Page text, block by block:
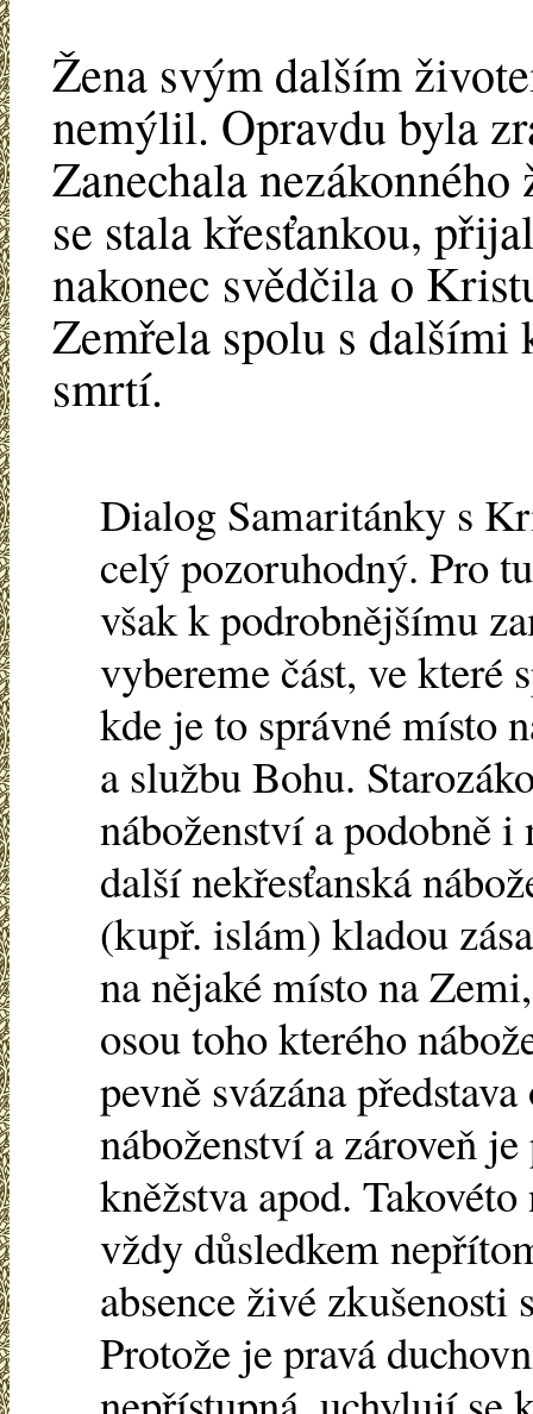
Žena svým dalším
nemýlil. Opravdu byla
Zanechala
se stala křesťankou,
nakonec svědčila o
Zemřela spolu s dalšími
smrtí.
Dialog Samaritánky s
celý pozoruhodný. Pro
však k podrobnějšímu
vybereme část, ve které
kde je to správné místo
a službu Bohu.
náboženství a podobně i
další nekřesťanská
(kupř. islám) kladou
na nějaké místo na
osou toho kterého
pevně svázána
náboženství a zároveň
kněžstva apod.
vždy důsledkem
absence živé zkušenosti
Protože je pravá